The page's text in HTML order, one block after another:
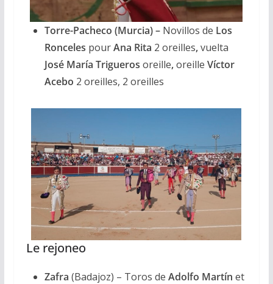
Torre-Pacheco (Murcia) – Novillos de Los
Ronceles pourAna Rita 2 oreilles,vuelta
José María Trigueros oreille,oreille Víctor
Acebo 2 oreilles, 2 oreilles
Le rejoneo
Zafra (Badajoz) – Toros de Adolfo Martín et